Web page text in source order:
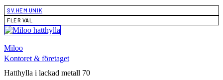
Kontoret & företaget
SV.HEM UNIK
FLER VAL
Miloo
Hatthylla i lackad metall 70